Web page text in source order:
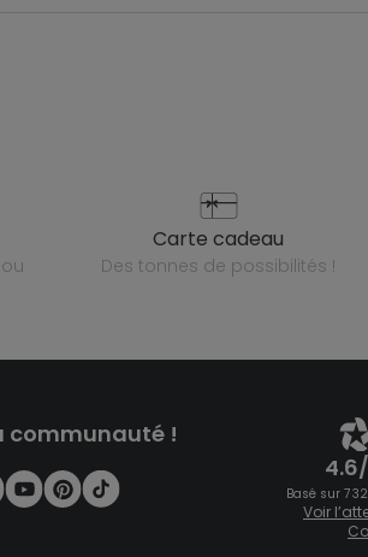
carte cadeau
des tonnes de possibilités !
communauté !
Basé sur 7
Voir